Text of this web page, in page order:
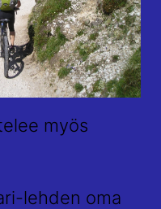
myös
lehden oma